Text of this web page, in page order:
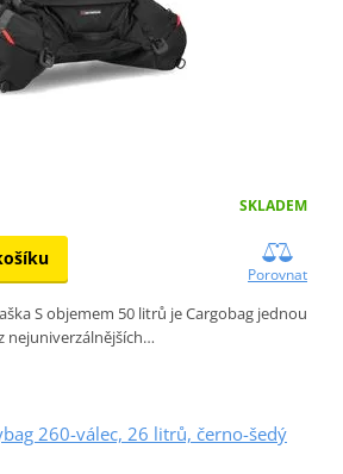
SKLADEM
Porovnat
S objemem 50 litrů je Cargobag jednou
nejuniverzálnějších…
260-válec, 26 litrů, černo-šedý